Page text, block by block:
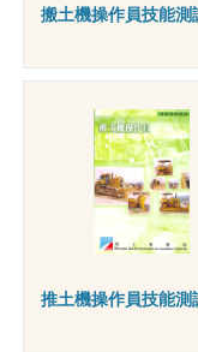
搬土機操作員技能測
推土機操作員技能測